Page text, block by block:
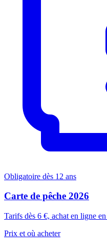
Obligatoire dès 12 ans
Carte de pêche 2026
Tarifs dès 6 €, achat en ligne
Prix et où acheter